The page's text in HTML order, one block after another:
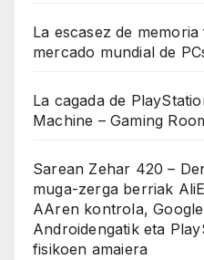
La escasez de
mercado mundial de
La cagada de
Machine – Gaming
Sarean Zehar 420 –
muga-zerga berriak
AAren kontrola,
Androidengatik eta
fisikoen amaiera